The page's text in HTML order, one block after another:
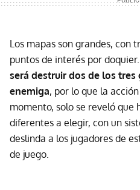
Los mapas son grandes, con
puntos de interés por doquier.
será destruir dos de los tres
enemiga, por lo que la
momento, solo se reveló que
diferentes a elegir, con un
deslinda a los jugadores de
de juego.